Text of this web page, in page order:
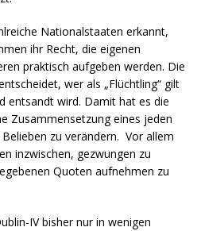
Nationalstaaten erkannt,
ihr Recht, die eigenen
praktisch aufgeben werden. Die
wer als „Flüchtling“ gilt
entsandt wird. Damit hat es die
Zusammensetzung eines jeden
zu verändern. Vor allem
inzwischen, gezwungen zu
Quoten aufnehmen zu
IV bisher nur in wenigen